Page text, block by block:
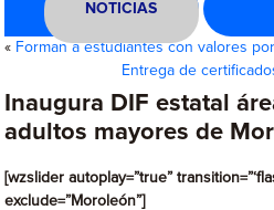
NOTICIAS
« Forman a estudiantes con valores
Entrega de
Inaugura DIF estatal
adultos mayores de
[wzslider autoplay=”true”
exclude=”Moroleón”]